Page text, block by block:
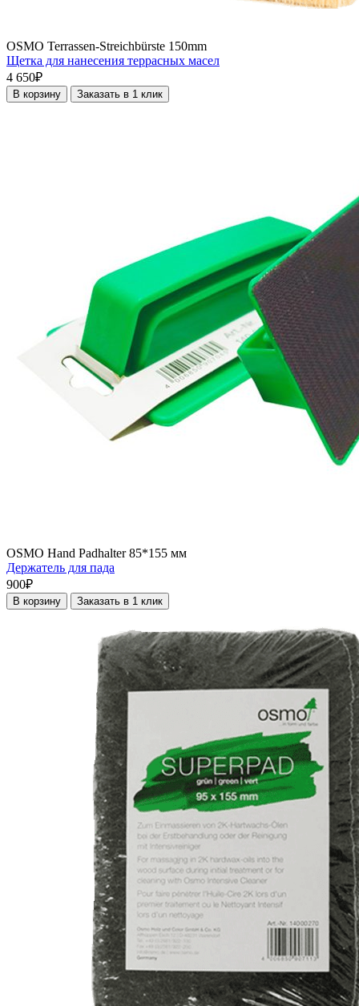
OSMO Terrassen-Streichbürste 150mm
Щетка для нанесения террасных масел
4 650₽
В корзину Заказать в 1 клик
OSMO Hand Padhalter 85*155 мм
Держатель для пада
900₽
В корзину Заказать в 1 клик